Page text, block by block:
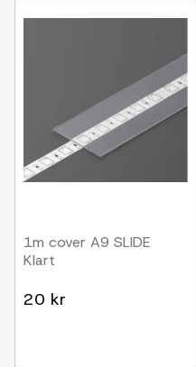
1m cover A9 SLIDE
Klart
20 kr